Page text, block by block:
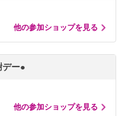
他の参加ショップを見る
デー●
他の参加ショップを見る